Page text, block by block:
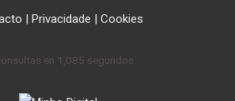
| Privacidade | Cookies
en 1,085 segundos.